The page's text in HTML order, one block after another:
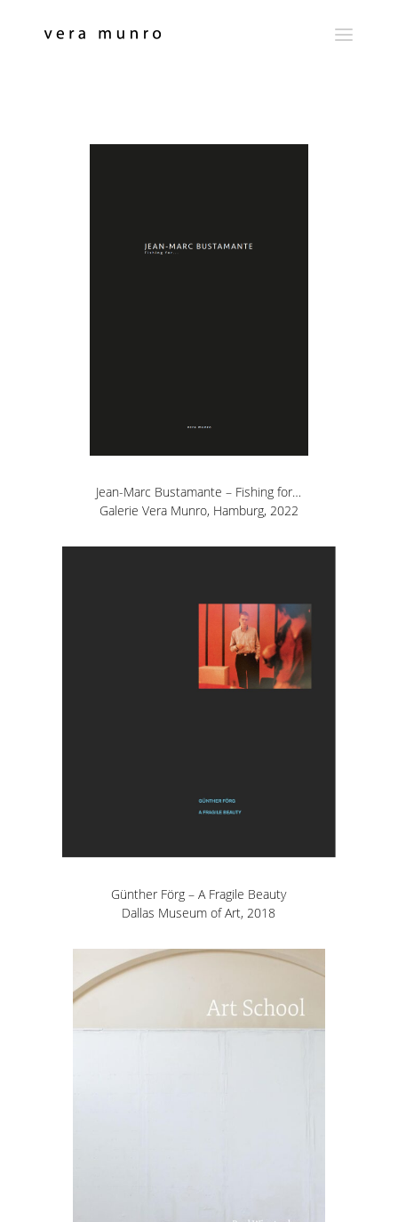
Jean-Marc Bustamante – Fishing for…
Galerie Vera Munro, Hamburg, 2022
Günther Förg – A Fragile Beauty
Dallas Museum of Art, 2018